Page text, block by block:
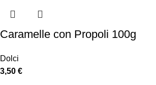
Caramelle con Propoli 100g
Dolci
3,50 €